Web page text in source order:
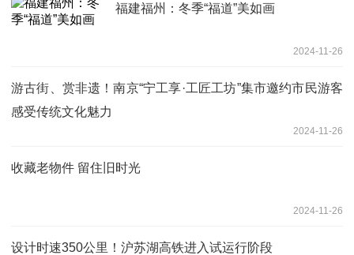
福建福州：冬季“福道”美如画
2024-11-26
游古街、赏非遗！南京“宁工享·工匠工坊”集市邀约市民游客
感受传统文化魅力
2024-11-26
收藏老物件 留住旧时光
2024-11-26
设计时速350公里！沪苏湖高铁进入试运行阶段